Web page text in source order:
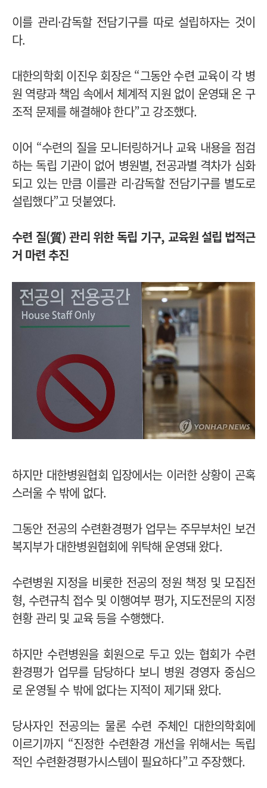
이를 관리·감독할 전담기구를 따로 설립하자는 것이
다.
대한의학회 이진우 회장은 “그동안 수련 교육이 각 병
원 역량과 책임 속에서 체계적 지원 없이 운영돼 온 구
조적 문제를 해결해야 한다”고 강조했다.
이어 “수련의 질을 모니터링하거나 교육 내용을 점검
하는 독립 기관이 없어 병원별, 전공과별 격차가 심화
되고 있는 만큼 이를관 리·감독할 전담기구를 별도로
설립했다”고 덧붙였다.
수련 질(質) 관리 위한 독립 기구, 교육원 설립 법적근
거 마련 추진
하지만 대한병원협회 입장에서는 이러한 상황이 곤혹
스러울 수 밖에 없다.
그동안 전공의 수련환경평가 업무는 주무부처인 보건
복지부가 대한병원협회에 위탁해 운영돼 왔다.
수련병원 지정을 비롯한 전공의 정원 책정 및 모집전
형, 수련규칙 접수 및 이행여부 평가, 지도전문의 지정
현황 관리 및 교육 등을 수행했다.
하지만 수련병원을 회원으로 두고 있는 협회가 수련
환경평가 업무를 담당하다 보니 병원 경영자 중심으
로 운영될 수 밖에 없다는 지적이 제기돼 왔다.
당사자인 전공의는 물론 수련 주체인 대한의학회에
이르기까지 “진정한 수련환경 개선을 위해서는 독립
적인 수련환경평가시스템이 필요하다”고 주장했다.